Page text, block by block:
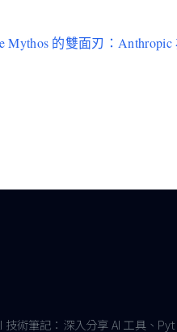
Mythos 的雙面刃：
技術筆記：深入分享 AI 工具、